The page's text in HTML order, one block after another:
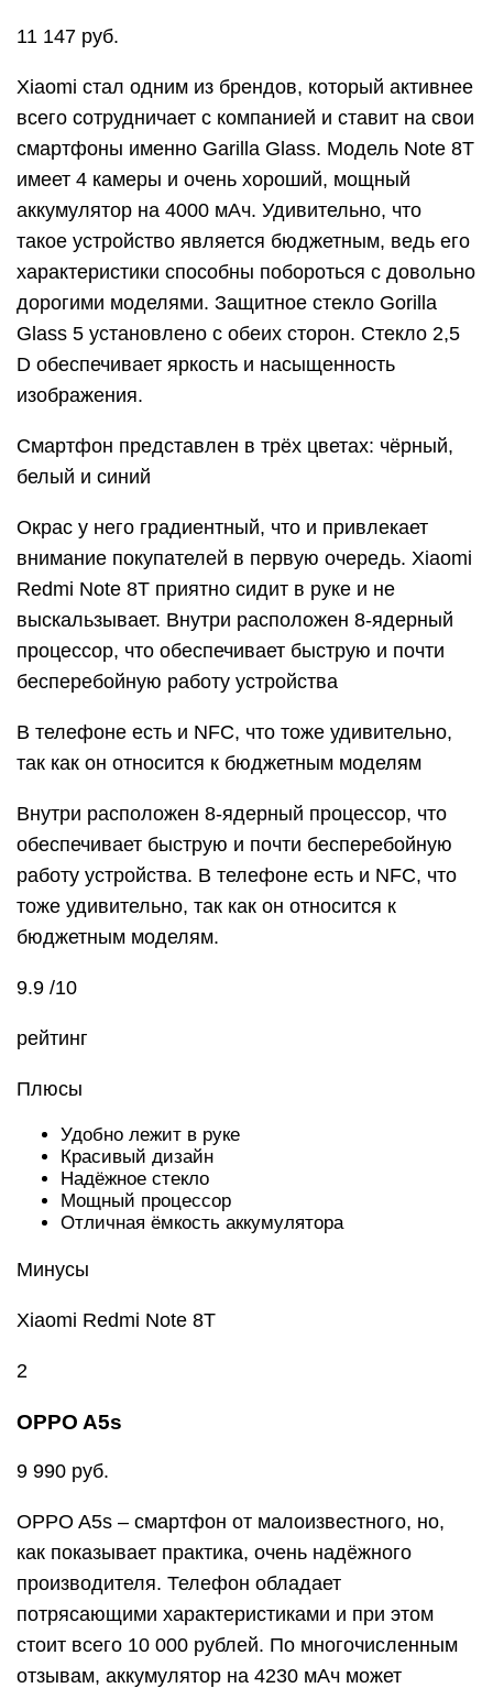
11 147 руб.
Xiaomi стал одним из брендов, который активнее
всего сотрудничает с компанией и ставит на свои
смартфоны именно Garilla Glass. Модель Note 8T
имеет 4 камеры и очень хороший, мощный
аккумулятор на 4000 мАч. Удивительно, что
такое устройство является бюджетным, ведь его
характеристики способны побороться с довольно
дорогими моделями. Защитное стекло Gorilla
Glass 5 установлено с обеих сторон. Стекло 2,5
D обеспечивает яркость и насыщенность
изображения.
Смартфон представлен в трёх цветах: чёрный,
белый и синий
Окрас у него градиентный, что и привлекает
внимание покупателей в первую очередь. Xiaomi
Redmi Note 8T приятно сидит в руке и не
выскальзывает. Внутри расположен 8-ядерный
процессор, что обеспечивает быструю и почти
бесперебойную работу устройства
В телефоне есть и NFC, что тоже удивительно,
так как он относится к бюджетным моделям
Внутри расположен 8-ядерный процессор, что
обеспечивает быструю и почти бесперебойную
работу устройства. В телефоне есть и NFC, что
тоже удивительно, так как он относится к
бюджетным моделям.
9.9 /10
рейтинг
Плюсы
Удобно лежит в руке
Красивый дизайн
Надёжное стекло
Мощный процессор
Отличная ёмкость аккумулятора
Минусы
Xiaomi Redmi Note 8T
2
OPPO A5s
9 990 руб.
OPPO A5s – смартфон от малоизвестного, но,
как показывает практика, очень надёжного
производителя. Телефон обладает
потрясающими характеристиками и при этом
стоит всего 10 000 рублей. По многочисленным
отзывам, аккумулятор на 4230 мАч может